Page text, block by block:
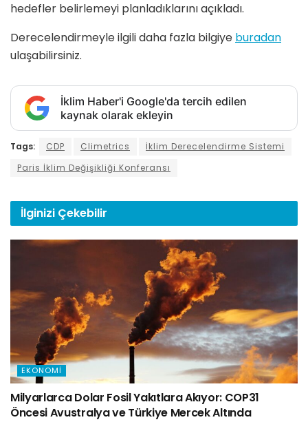
hedefler belirlemeyi planladıklarını açıkladı.
Derecelendirmeyle ilgili daha fazla bilgiye buradan
ulaşabilirsiniz.
İklim Haber'i Google'da tercih edilen
kaynak olarak ekleyin
Tags: CDP Climetrics
İklim Derecelendirme Sistemi
Paris İklim Değişikliği Konferansı
İlginizi Çekebilir
EKONOMI
Milyarlarca Dolar Fosil Yakıtlara Akıyor: COP31
Öncesi Avustralya ve Türkiye Mercek Altında